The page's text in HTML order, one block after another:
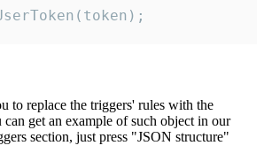
to replace the triggers' rules with the
can get an example of such object in our
section, just press "JSON structure"